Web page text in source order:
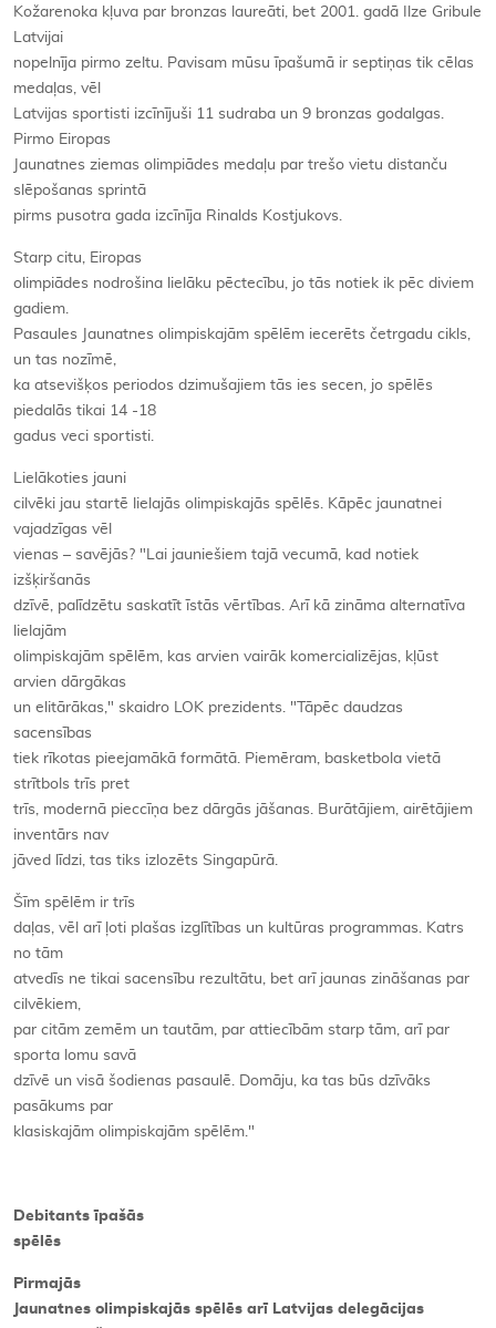
Kožarenoka kļuva par bronzas laureāti, bet 2001. gadā Ilze Gribule
Latvijai
nopelnīja pirmo zeltu. Pavisam mūsu īpašumā ir septiņas tik cēlas
medaļas, vēl
Latvijas sportisti izcīnījuši 11 sudraba un 9 bronzas godalgas.
Pirmo Eiropas
Jaunatnes ziemas olimpiādes medaļu par trešo vietu distanču
slēpošanas sprintā
pirms pusotra gada izcīnīja Rinalds Kostjukovs.
Starp citu, Eiropas
olimpiādes nodrošina lielāku pēctecību, jo tās notiek ik pēc diviem
gadiem.
Pasaules Jaunatnes olimpiskajām spēlēm iecerēts četrgadu cikls,
un tas nozīmē,
ka atsevišķos periodos dzimušajiem tās ies secen, jo spēlēs
piedalās tikai 14 -18
gadus veci sportisti.
Lielākoties jauni
cilvēki jau startē lielajās olimpiskajās spēlēs. Kāpēc jaunatnei
vajadzīgas vēl
vienas – savējās? "Lai jauniešiem tajā vecumā, kad notiek
izšķiršanās
dzīvē, palīdzētu saskatīt īstās vērtības. Arī kā zināma alternatīva
lielajām
olimpiskajām spēlēm, kas arvien vairāk komercializējas, kļūst
arvien dārgākas
un elitārākas," skaidro LOK prezidents. "Tāpēc daudzas
sacensības
tiek rīkotas pieejamākā formātā. Piemēram, basketbola vietā
strītbols trīs pret
trīs, modernā pieccīņa bez dārgās jāšanas. Burātājiem, airētājiem
inventārs nav
jāved līdzi, tas tiks izlozēts Singapūrā.
Šīm spēlēm ir trīs
daļas, vēl arī ļoti plašas izglītības un kultūras programmas. Katrs
no tām
atvedīs ne tikai sacensību rezultātu, bet arī jaunas zināšanas par
cilvēkiem,
par citām zemēm un tautām, par attiecībām starp tām, arī par
sporta lomu savā
dzīvē un visā šodienas pasaulē. Domāju, ka tas būs dzīvāks
pasākums par
klasiskajām olimpiskajām spēlēm."
Debitants īpašās
spēlēs
Pirmajās
Jaunatnes olimpiskajās spēlēs arī Latvijas delegācijas